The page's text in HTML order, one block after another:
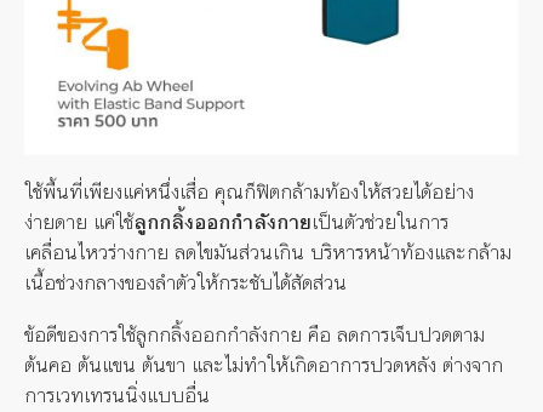
ใช้พื้นที่เพียงแค่หนึ่งเสื่อ คุณก็ฟิตกล้ามท้องให้สวยได้อย่าง
ง่ายดาย แค่ใช้ลูกกลิ้งออกกำลังกายเป็นตัวช่วยในการ
เคลื่อนไหวร่างกาย ลดไขมันส่วนเกิน บริหารหน้าท้องและกล้าม
เนื้อช่วงกลางของลำตัวให้กระชับได้สัดส่วน
ข้อดีของการใช้ลูกกลิ้งออกกำลังกาย คือ ลดการเจ็บปวดตาม
ต้นคอ ต้นแขน ต้นขา และไม่ทำให้เกิดอาการปวดหลัง ต่างจาก
การเวทเทรนนิ่งแบบอื่น